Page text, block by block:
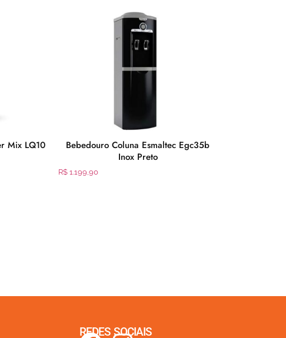
Mix LQ10
Bebedouro Coluna Esmaltec Egc35b
Inox Preto
R$ 1.199,90
REDES SOCIAIS